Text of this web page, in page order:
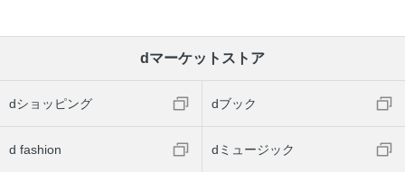
dマーケットストア
dショッピング dブック
d fashion dミュージック